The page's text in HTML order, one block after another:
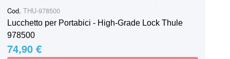
Cod. THU-978500
Lucchetto per Portabici - High-Grade Lock Thule
978500
74,90 €